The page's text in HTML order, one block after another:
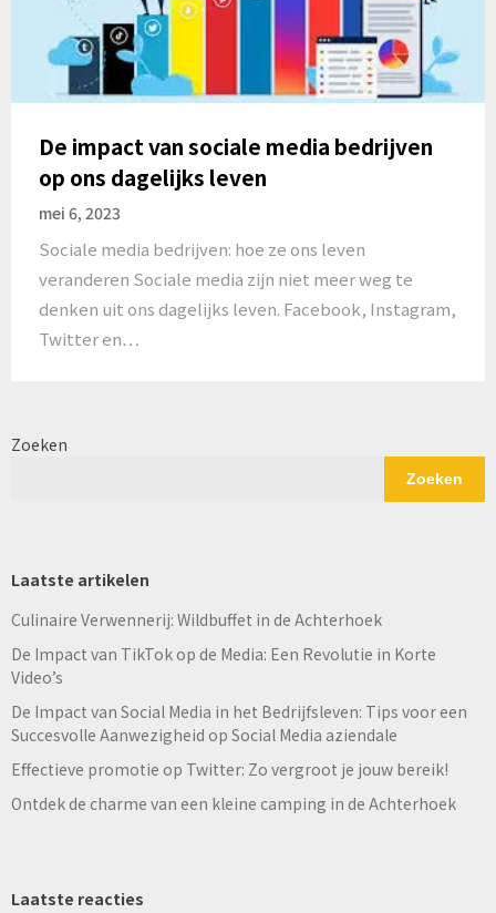
De impact van sociale media bedrijven
op ons dagelijks leven
mei 6, 2023
Sociale media bedrijven: hoe ze ons leven
veranderen Sociale media zijn niet meer weg te
denken uit ons dagelijks leven. Facebook, Instagram,
Twitter en…
Zoeken
Zoeken
Laatste artikelen
Culinaire Verwennerij: Wildbuffet in de Achterhoek
De Impact van TikTok op de Media: Een Revolutie in Korte
Video’s
De Impact van Social Media in het Bedrijfsleven: Tips voor een
Succesvolle Aanwezigheid op Social Media aziendale
Effectieve promotie op Twitter: Zo vergroot je jouw bereik!
Ontdek de charme van een kleine camping in de Achterhoek
Laatste reacties